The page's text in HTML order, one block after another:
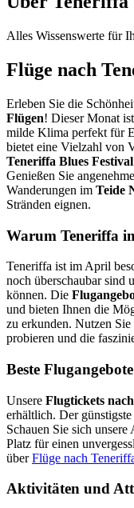
Alles Wissenswerte für
Flüge nach
Erleben Sie die
Flügen! Dieser Monat
milde Klima perfekt für
bietet eine Vielzahl von
Teneriffa Blues Festival
Genießen Sie
Wanderungen im Teide
Stränden eignen.
Warum Teneriffa
Teneriffa ist im April
noch überschaubar sind
können. Die
und bieten Ihnen die
zu erkunden. Nutzen
probieren und die
Beste Flugangebote
Unsere Flugtickets
erhältlich. Der
Schauen Sie sich
Platz für einen
überFlüge nach
Aktivitäten und